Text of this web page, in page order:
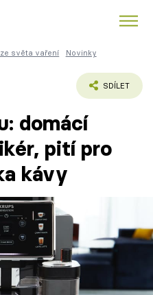
světa vaření Novinky
SDÍLET
domácí
pití pro
kávy